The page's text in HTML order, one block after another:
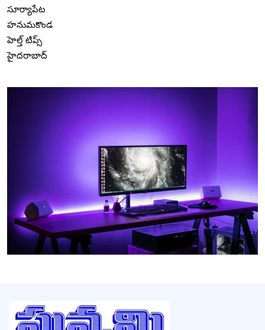
సూర్యాపేట
హనుమకొండ
హెల్త్ టిప్స్
హైదరాబాద్